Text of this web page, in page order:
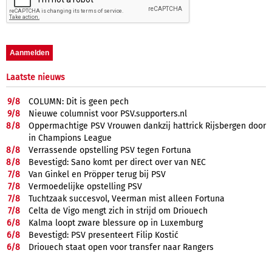
Laatste nieuws
9/8
COLUMN: Dit is geen pech
9/8
Nieuwe columnist voor PSV.supporters.nl
8/8
Oppermachtige PSV Vrouwen dankzij hattrick Rijsbergen door
in Champions League
8/8
Verrassende opstelling PSV tegen Fortuna
8/8
Bevestigd: Sano komt per direct over van NEC
7/8
Van Ginkel en Pröpper terug bij PSV
7/8
Vermoedelijke opstelling PSV
7/8
Tuchtzaak succesvol, Veerman mist alleen Fortuna
7/8
Celta de Vigo mengt zich in strijd om Driouech
6/8
Kalma loopt zware blessure op in Luxemburg
6/8
Bevestigd: PSV presenteert Filip Kostić
6/8
Driouech staat open voor transfer naar Rangers